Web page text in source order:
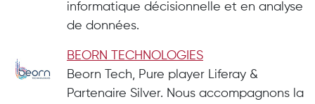
informatique décisionnelle et en analyse
de données.
BEORN TECHNOLOGIES
Beorn Tech, Pure player Liferay &
Partenaire Silver. Nous accompagnons la